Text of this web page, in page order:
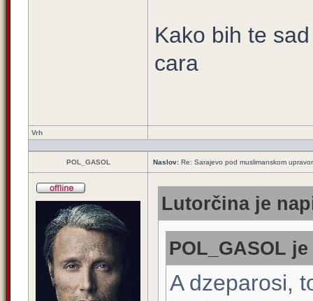
Kako bih te
cara
Vrh
POL_GASOL Naslov: Re: Sarajevo pod muslimanskom
Lutorčina je
POL_GASOL
A dzeparosi,